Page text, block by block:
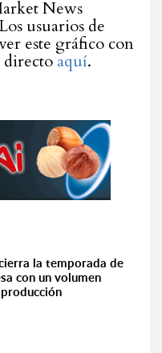
News
usuarios de
este gráfico con
directo aquí.
la temporada de
con un volumen